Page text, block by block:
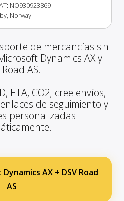
NO930923869
Norway
de mercancías sin
Dynamics AX y
Road AS.
ETA, CO2; cree envíos,
de seguimiento y
personalizadas
AX + DSV Road
AS